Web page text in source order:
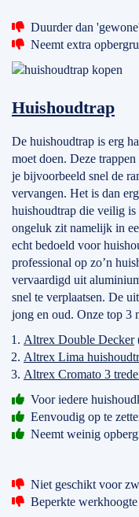
Duurder dan
Neemt extra
Huishoudtrap
De huishoudtrap is erg
moet doen. Deze
je bijvoorbeeld snel de
vervangen. Het is dan
huishoudtrap die veilig is
ongeluk zit namelijk in
echt bedoeld voor
professional op zo’n
vervaardigd uit
snel te verplaatsen. De
jong en oud. Onze top 3
Altrex Double Decker
Altrex Lima
Altrex Cromato 3
Voor iedere
Eenvoudig op te
Neemt weinig
Niet geschikt voor
Beperkte